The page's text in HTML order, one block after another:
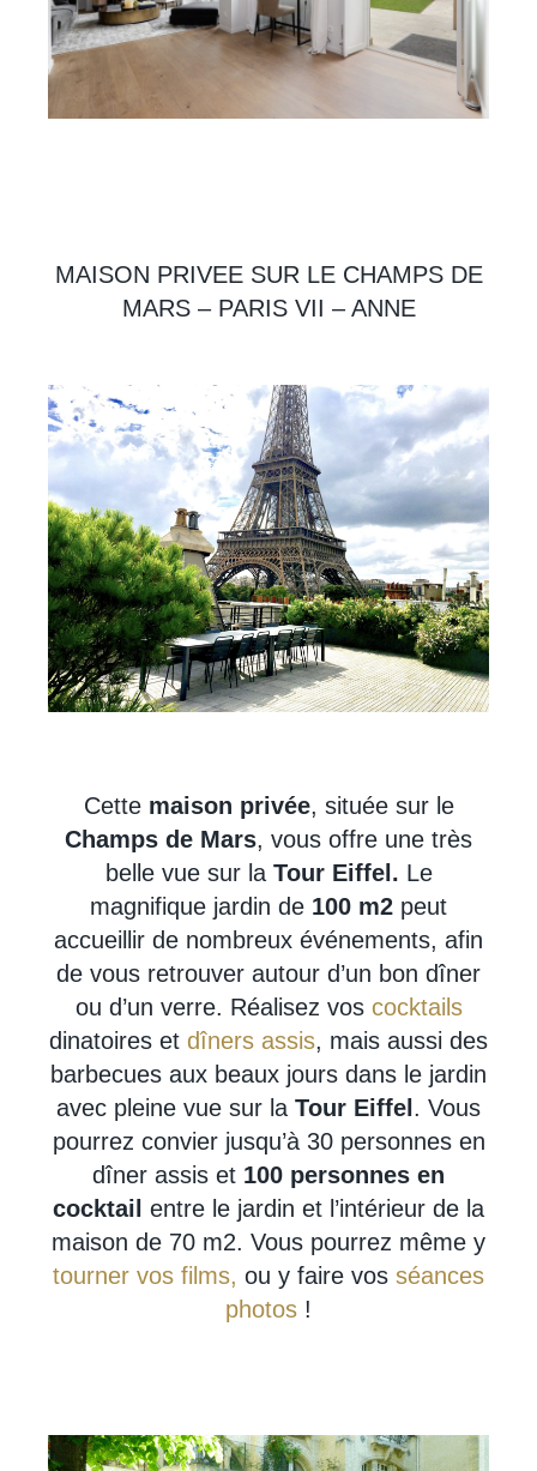
MAISON PRIVEE SUR LE CHAMPS DE
MARS – PARIS VII – ANNE
Cette maison privée, située sur le
Champs de Mars, vous offre une très
belle vue sur la Tour Eiffel. Le
magnifique jardin de 100 m2 peut
accueillir de nombreux événements, afin
de vous retrouver autour d’un bon dîner
ou d’un verre. Réalisez vos cocktails
dinatoires et dîners assis, mais aussi des
barbecues aux beaux jours dans le jardin
avec pleine vue sur la Tour Eiffel. Vous
pourrez convier jusqu’à 30 personnes en
dîner assis et 100 personnes en
cocktail entre le jardin et l’intérieur de la
maison de 70 m2. Vous pourrez même y
tourner vos films, ou y faire vos séances
photos !